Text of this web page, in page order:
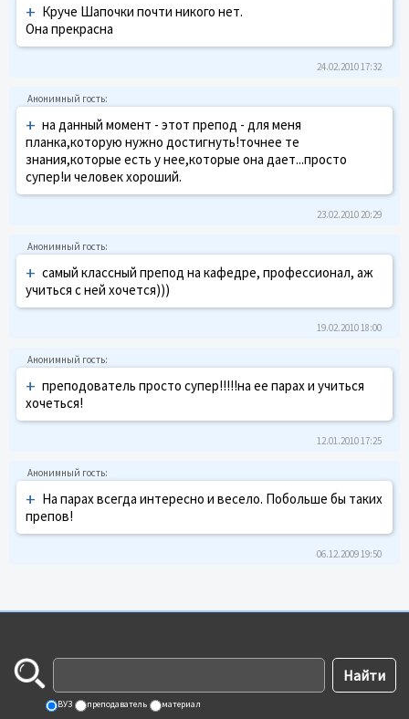
+ Круче Шапочки почти никого нет.
Она прекрасна
24.02.2010 17:32
+ на данный момент - этот препод - для меня
планка,которую нужно достигнуть!точнее те
знания,которые есть у нее,которые она дает...просто
супер!и человек хороший.
23.02.2010 20:29
+ самый классный препод на кафедре, профессионал, аж
учиться с ней хочется)))
19.02.2010 18:00
+ преподователь просто супер!!!!!на ее парах и учиться
хочеться!
12.01.2010 17:25
+ На парах всегда интересно и весело. Побольше бы таких
препов!
06.12.2009 19:50
ВУЗ преподаватель материал